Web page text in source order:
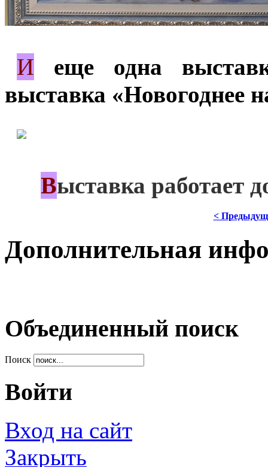
И еще одна
выставка «Новогоднее
Выставка работает
<
Дополнительная
Объединенный поиск
Поиск
Войти
Вход на сайт
Закрыть